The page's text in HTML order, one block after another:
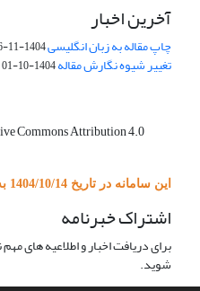
آخرین اخبار
چاپ مقاله به زبان انگلیسی1404-11-26
تغییر شیوه نگارش مقاله1404-10-01
Commons Attribution 4.0
این سامانه در تاریخ 1404/10/14 به روزرسانی شد.
اشتراک خبرنامه
برای دریافت اخبار و اطلاعیه های
شوید.